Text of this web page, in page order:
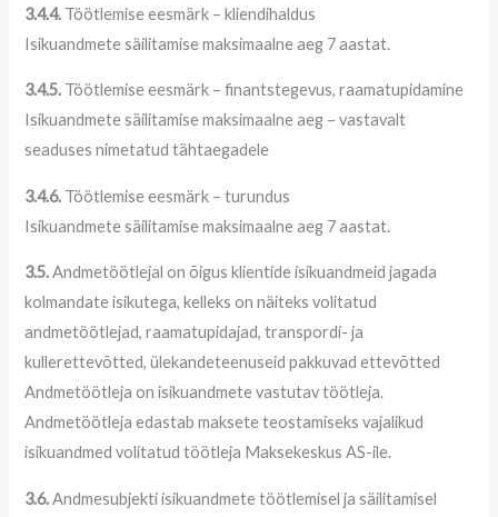
3.4.4. Töötlemise eesmärk – kliendihaldus
Isikuandmete säilitamise maksimaalne aeg 7 aastat.
3.4.5. Töötlemise eesmärk – finantstegevus, raamatupidamine
Isikuandmete säilitamise maksimaalne aeg – vastavalt
seaduses nimetatud tähtaegadele
3.4.6. Töötlemise eesmärk – turundus
Isikuandmete säilitamise maksimaalne aeg 7 aastat.
3.5.Andmetöötlejal on õigus klientide isikuandmeid jagada
kolmandate isikutega, kelleks on näiteks volitatud
andmetöötlejad, raamatupidajad, transpordi- ja
kullerettevõtted, ülekandeteenuseid pakkuvad ettevõtted
Andmetöötleja on isikuandmete vastutav töötleja.
Andmetöötleja edastab maksete teostamiseks vajalikud
isikuandmed volitatud töötleja Maksekeskus AS-ile.
3.6.Andmesubjekti isikuandmete töötlemisel ja säilitamisel